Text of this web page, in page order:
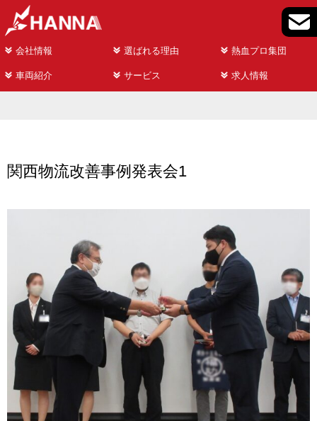
会社情報 選ばれる理由 熱血プロ集団
車両紹介 サービス 求人情報
関西物流改善事例発表会1